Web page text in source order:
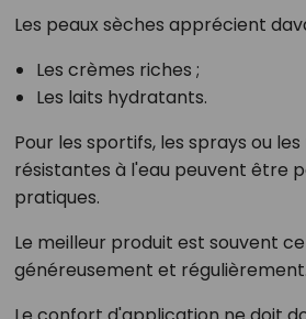
Les peaux sèches apprécient
Les crèmes riches ;
Les laits hydratants.
Pour les sportifs, les sprays ou
résistantes à l'eau peuvent être
pratiques.
Le meilleur produit est souvent
généreusement et régulièrement.